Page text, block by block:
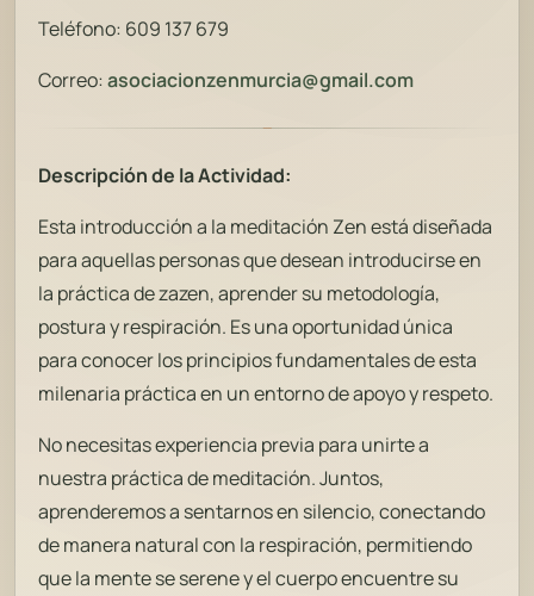
Teléfono: 609 137 679
Correo:asociacionzenmurcia@gmail.com
Descripción de la Actividad:
Esta introducción a la meditación Zen está diseñada
para aquellas personas que desean introducirse en
la práctica dezazen, aprender su metodología,
postura y respiración. Es una oportunidad única
para conocer los principios fundamentales de esta
milenaria práctica en un entorno de apoyo y respeto.
No necesitas experiencia previa para unirte a
nuestra práctica de meditación. Juntos,
aprenderemos a sentarnos en silencio, conectando
de manera natural con la respiración, permitiendo
que la mente se serene y el cuerpo encuentre su